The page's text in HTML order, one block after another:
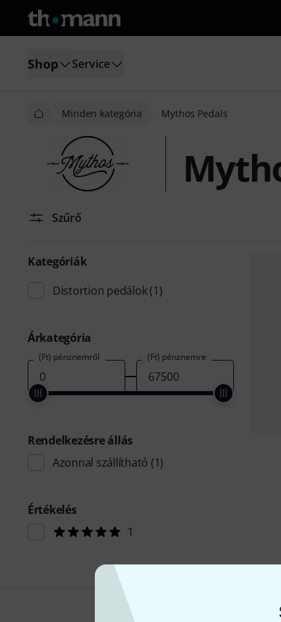
Shop Service
Minden kategória Mythos Pedals
Szűrő
Kategóriák
Distortion pedálok(1)
Árkategória
(Ft) pénznemről (Ft) pénznemre
Rendelkezésre állás
Azonnal szállítható (1)
Értékelés
1